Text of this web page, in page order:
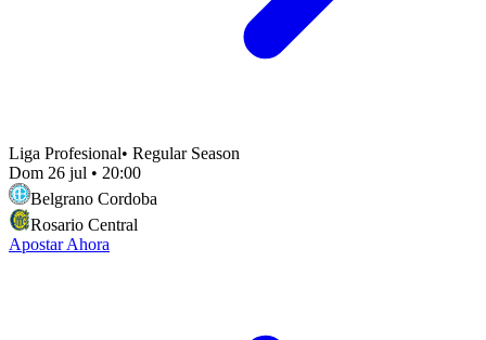
Liga Profesional• Regular Season
Dom 26 jul • 20:00
Belgrano Cordoba
Rosario Central
Apostar Ahora